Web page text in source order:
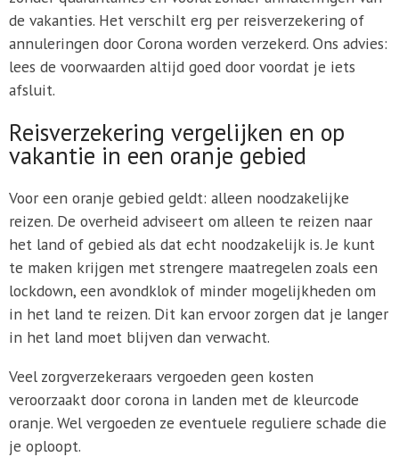
de vakanties. Het verschilt erg per reisverzekering of
annuleringen door Corona worden verzekerd. Ons advies:
lees de voorwaarden altijd goed door voordat je iets
afsluit.
Reisverzekering vergelijken en op
vakantie in een oranje gebied
Voor een oranje gebied geldt: alleen noodzakelijke
reizen. De overheid adviseert om alleen te reizen naar
het land of gebied als dat echt noodzakelijk is. Je kunt
te maken krijgen met strengere maatregelen zoals een
lockdown, een avondklok of minder mogelijkheden om
in het land te reizen. Dit kan ervoor zorgen dat je langer
in het land moet blijven dan verwacht.
Veel zorgverzekeraars vergoeden geen kosten
veroorzaakt door corona in landen met de kleurcode
oranje. Wel vergoeden ze eventuele reguliere schade die
je oploopt.